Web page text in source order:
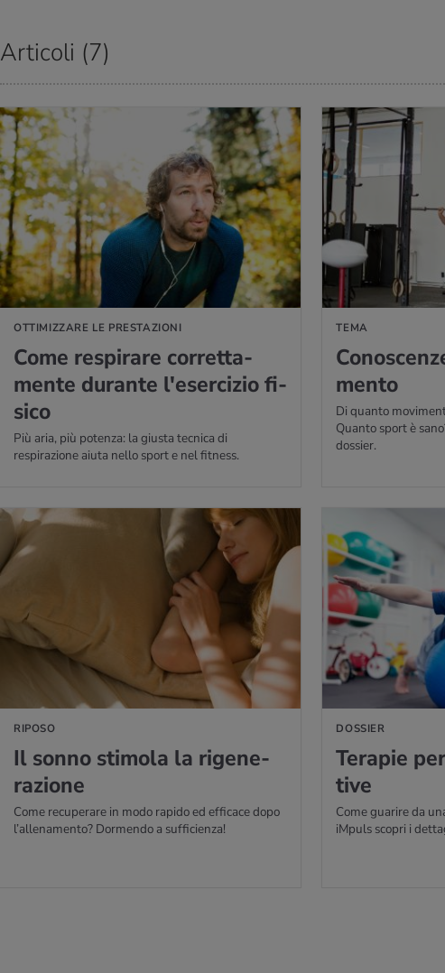
Articoli (7)
OTTIMIZZARE LE PRESTAZIONI
Come re­spi­ra­re cor­ret­ta­
men­te du­ran­te l'e­ser­ci­zio fi­
si­co
Più aria, più potenza: la giusta tecnica di
respirazione aiuta nello sport e nel fitness.
DI PIÙ
TEMA
men­to
Di quanto
Quanto sport è
dossier.
PER SAPERNE DI PIÙ
RIPOSO
Il sonno sti­mo­la la ri­ge­ne­
ra­zio­ne
Come recuperare in modo rapido ed efficace dopo
l’allenamento? Dormendo a sufficienza!
DOSSIER
Te­ra­pie
ti­ve
Come guarire da
iMpuls scopri i
PER SAPERNE DI PIÙ